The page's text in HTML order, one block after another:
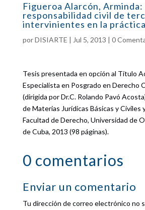
Figueroa Alarcón, Arminda:
responsabilidad civil de
intervinientes en la
porDISIARTE | Jul 5, 2013 | 0
Tesis presentada en opción al Título
Especialista en Posgrado en Derecho
(dirigida por Dr.C. Rolando Pavó
de Materias Jurídicas Básicas y Civiles
Facultad de Derecho, Universidad de
de Cuba, 2013 (98 páginas).
0 comentarios
Enviar un comentario
Tu dirección de correo electrónico no